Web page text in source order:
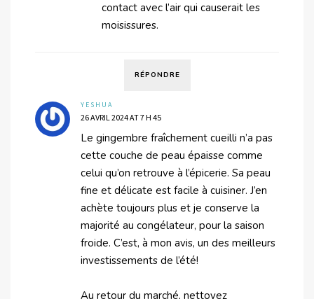
contact avec l’air qui causerait les
moisissures.
RÉPONDRE
YESHUA
26 AVRIL 2024 AT 7 H 45
Le gingembre fraîchement cueilli n’a pas
cette couche de peau épaisse comme
celui qu’on retrouve à l’épicerie. Sa peau
fine et délicate est facile à cuisiner. J’en
achète toujours plus et je conserve la
majorité au congélateur, pour la saison
froide. C’est, à mon avis, un des meilleurs
investissements de l’été!
Au retour du marché, nettoyez